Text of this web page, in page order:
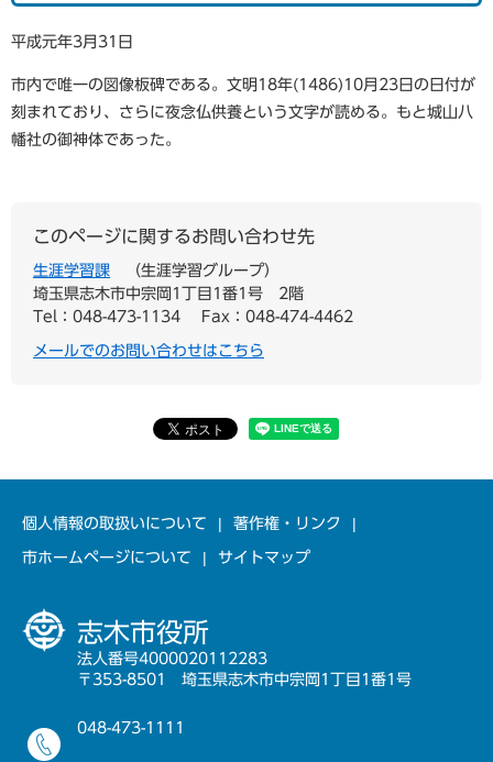
平成元年3月31日
市内で唯一の図像板碑である。文明18年(1486)10月23日の日付が
刻まれており、さらに夜念仏供養という文字が読める。もと城山八
幡社の御神体であった。
このページに関するお問い合わせ先
生涯学習課
生涯学習グループ
埼玉県志木市中宗岡1丁目1番1号 2階
Tel：048-473-1134
Fax：048-474-4462
メールでのお問い合わせはこちら
個人情報の取扱いについて 著作権・リンク
市ホームページについて サイトマップ
志木市役所
法人番号4000020112283
〒353-8501 埼玉県志木市中宗岡1丁目1番1号
048-473-1111